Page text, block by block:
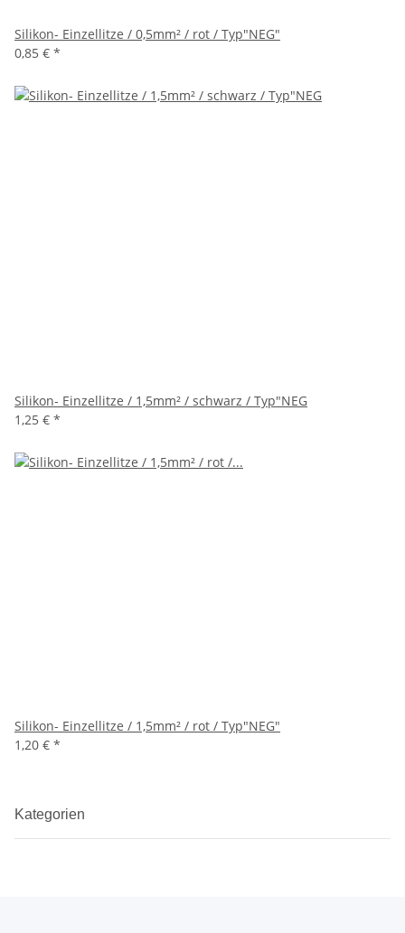
Silikon- Einzellitze / 0,5mm² / rot / Typ"NEG"
0,85 € *
Silikon- Einzellitze / 1,5mm² / schwarz / Typ"NEG
1,25 € *
Silikon- Einzellitze / 1,5mm² / rot / Typ"NEG"
1,20 € *
Kategorien